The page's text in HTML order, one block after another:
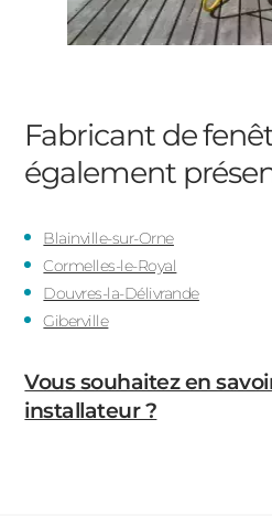
Fabricant de
également
Blainville-sur-Orne
Cormelles-le-Royal
Douvres-la-Délivrande
Giberville
Vous souhaitez en
installateur ?